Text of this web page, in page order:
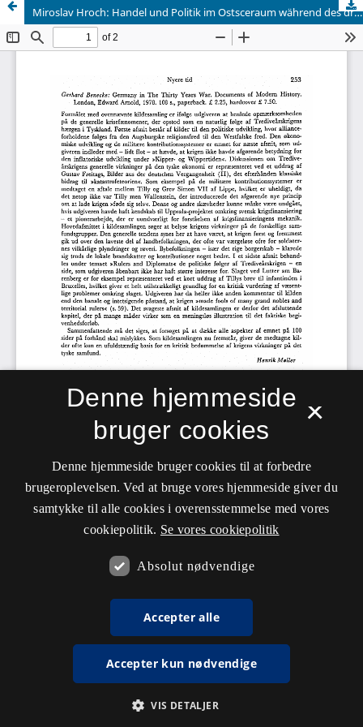
Miroslav Hroch: Handel und Politik im Ostsceraum während des dreissigjährigen Kriegcs. Acta Universitatis Carolinae, Philosophica ct Historica: Monographia XLIV. Prag, Univerzita Karlowa 1976. - 159 s.; Kcs 20.
×
Denne hjemmeside
bruger cookies
Denne hjemmeside bruger cookies til at forbedre
brugeroplevelsen. Ved at bruge vores hjemmeside giver du
samtykke til alle cookies i overensstemmelse med vores
cookiepolitik. Se vores cookiepolitik
Absolut nødvendige
Accepter alle
Accepter kun nødvendige
VIS DETALJER